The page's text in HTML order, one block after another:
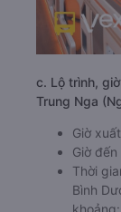
c. Lộ trình,
Trung Nga
Giờ
Giờ
Thời
Bình